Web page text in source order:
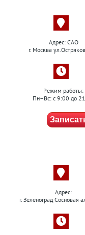
Адрес: САО
г. Москва
Режим работы:
Пн–Вс: с 9:00 до
Адрес:
г. Зеленоград Сосновая